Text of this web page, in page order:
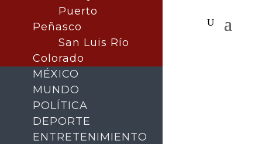
Puerto
Peñasco
San Luis Río
Colorado
MÉXICO
MUNDO
POLÍTICA
DEPORTE
ENTRETENIMIENTO